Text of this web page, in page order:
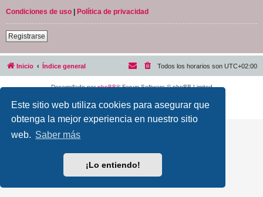
Este sitio web utiliza cookies para asegurar que
obtenga la mejor experiencia en nuestro sitio
web. Saber más
¡Lo entiendo!
Condiciones de uso | Política de privacidad
Registrarse
Inicio Índice general Todos los horarios son UTC+02:00
Desarrollado porphpBB® Forum Software © phpBB Limited
Privacidad| Condiciones